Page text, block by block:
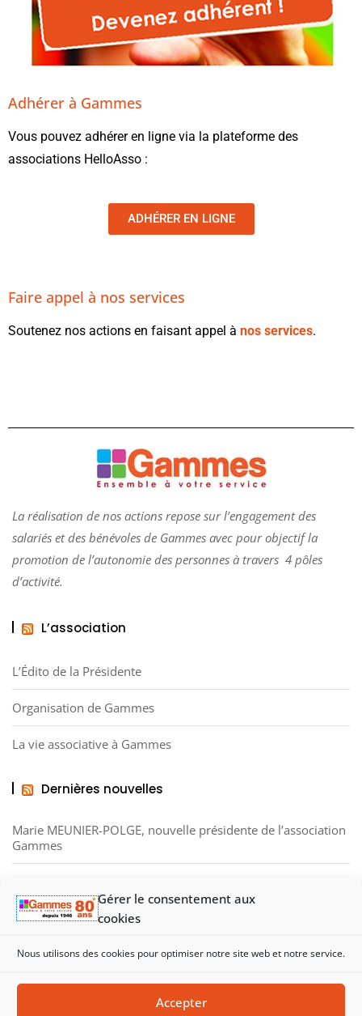
Gérer le consentement aux
cookies
Nous utilisons des cookies pour optimiser notre site web et notre service.
Accepter
Adhérer à Gammes
Vous pouvez adhérer en ligne via la plateforme des
associations HelloAsso :
ADHÉRER EN LIGNE
Faire appel à nos services
Soutenez nos actions en faisant appel à nos services.
La réalisation de nos actions repose sur l’engagement des
salariés et des bénévoles de Gammes avec pour objectif la
promotion de l’autonomie des personnes à travers 4 pôles
d’activité.
L’association
L’Édito de la Présidente
Organisation de Gammes
La vie associative à Gammes
Dernières nouvelles
Marie MEUNIER-POLGE, nouvelle présidente de l’association
Gammes
Visite de la Gaminerie, structure d’insertion et de solidarité